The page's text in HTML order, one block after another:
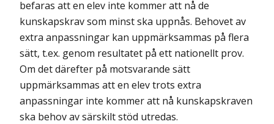
befaras att en elev inte kommer att nå de
kunskapskrav som minst ska uppnås. Behovet av
extra anpassningar kan uppmärksammas på flera
sätt, t.ex. genom resultatet på ett nationellt prov.
Om det därefter på motsvarande sätt
uppmärksammas att en elev trots extra
anpassningar inte kommer att nå kunskapskraven
ska behov av särskilt stöd utredas.